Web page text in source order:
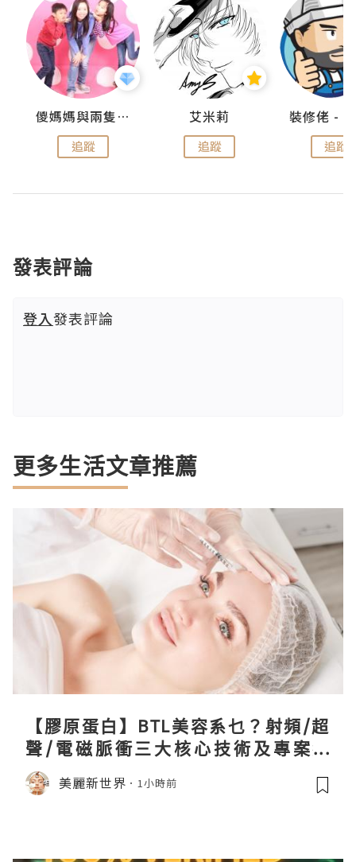
儍媽媽與兩隻小魔怪之家
追蹤
艾米莉
追蹤 追蹤
發表評論
登入發表評論
更多生活文章推薦
【膠原蛋白】BTL美容系乜？射頻/超
聲/電磁脈衝三大核心技術及專案盤
點！
美麗新世界 1小時前